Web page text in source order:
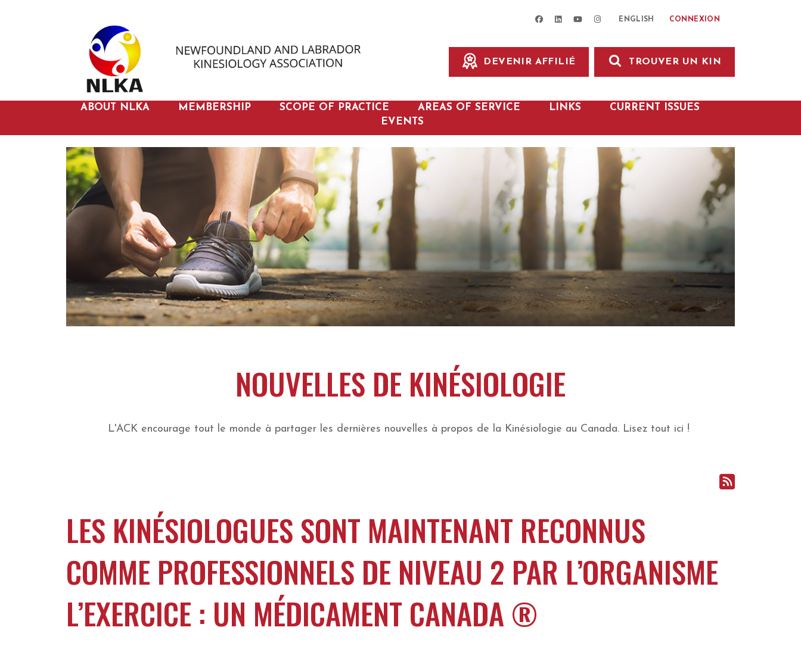
CONNEXION
facebooklinkedinyoutubeinstagramENGLISH
DEVENIR AFFILIÉ TROUVER UN KIN
ABOUT NLKA MEMBERSHIP SCOPE OF PRACTICE AREAS OF SERVICE LINKS
CURRENT ISSUES
EVENTS
NOUVELLES DE KINÉSIOLOGIE
L'ACK encourage tout le monde à partager les dernières nouvelles à propos de la Kinésiologie au Canada. Lisez tout ici !
LES KINÉSIOLOGUES SONT MAINTENANT RECONNUS
COMME PROFESSIONNELS DE NIVEAU 2 PAR L’ORGANISME
L’EXERCICE : UN MÉDICAMENT CANADA ®